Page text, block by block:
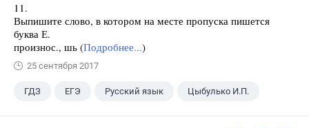
11.
Выпишите слово, в котором на месте пропуска пишется
буква Е.
произнос., шь (Подробнее...)
25 сентября 2017
ГДЗ ЕГЭ Русский язык Цыбулько И.П.